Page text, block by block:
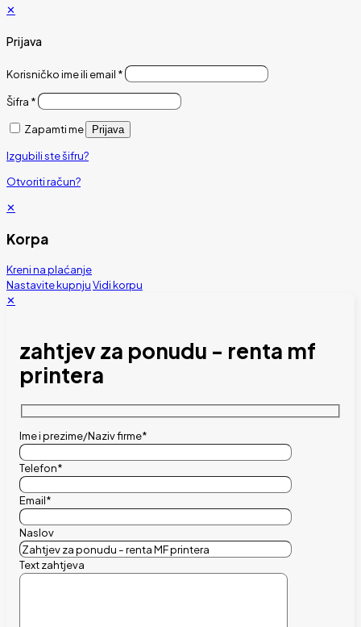
✕
Prijava
Korisničko ime ili email *
Šifra *
Zapamti me Prijava
Izgubili ste šifru?
Otvoriti račun?
✕
Korpa
Kreni na plaćanje
Nastavite kupnjuVidi korpu
✕
zahtjev za ponudu - renta mf
printera
Ime i prezime/Naziv firme*
Telefon*
Email*
Naslov
Text zahtjeva